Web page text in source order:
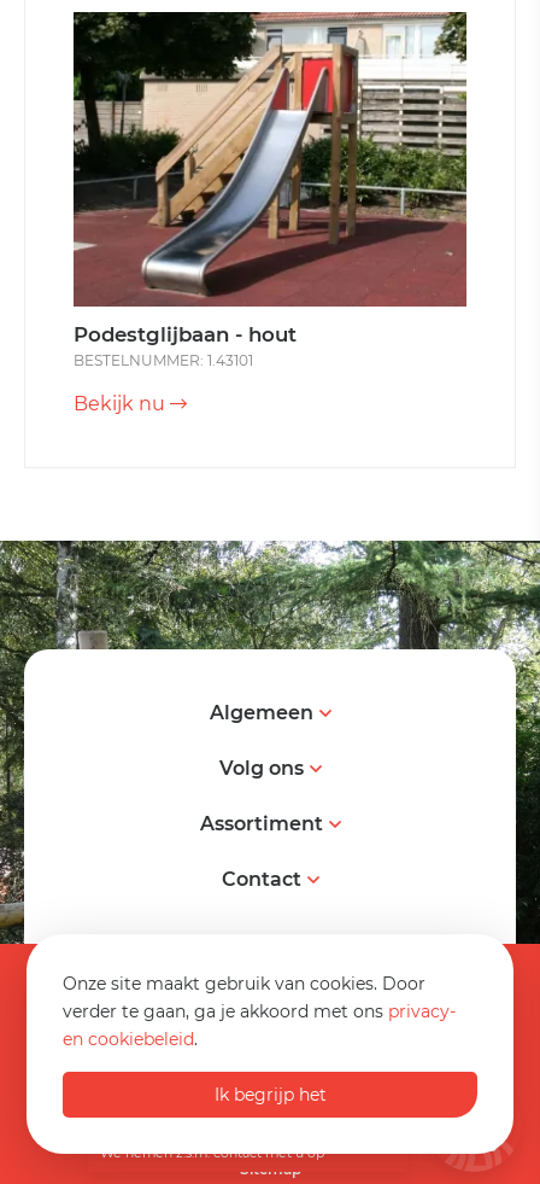
Onze site maakt gebruik van cookies. Door
verder te gaan, ga je akkoord met ons privacy-
en cookiebeleid.
Ik begrijp het
Podestglijbaan - hout
BESTELNUMMER: 1.43101
Bekijk nu
Algemeen
Volg ons
Assortiment
Contact
Algemene voorwaarden
Privacy statement
Sitemap
0032 89 70 16 20
Op werkdagen van 08:30 tot 17:00
We nemen z.s.m. contact met u op